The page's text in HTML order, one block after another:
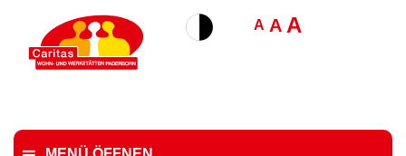
A A A